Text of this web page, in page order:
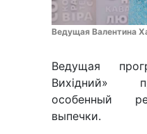
Ведущая Валентина
Ведущая
Вихідний»
особенный
выпечки.